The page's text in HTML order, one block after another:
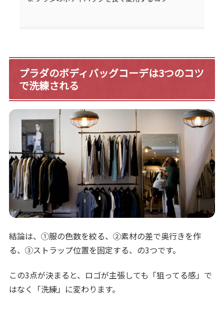
プラダのボディバッグコーデは3つのコツ
で洗練される
結論は、①服の色数を絞る、②素材の差で奥行きを作
る、③ストラップ位置を固定する、の3つです。
この3点が決まると、ロゴが主張しても「狙ってる感」で
はなく「洗練」に変わります。